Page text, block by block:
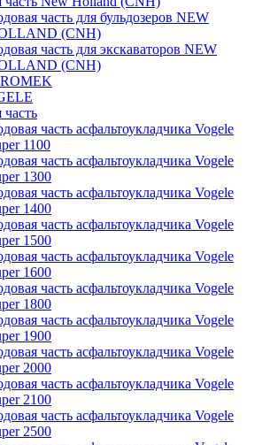
часть для бульдозеров NEW
(CNH)
часть для экскаваторов NEW
(CNH)
часть
часть асфальтоукладчика Vogele
1100
часть асфальтоукладчика Vogele
1300
часть асфальтоукладчика Vogele
1400
часть асфальтоукладчика Vogele
1500
часть асфальтоукладчика Vogele
1600
часть асфальтоукладчика Vogele
1800
часть асфальтоукладчика Vogele
1900
часть асфальтоукладчика Vogele
2000
часть асфальтоукладчика Vogele
2100
часть асфальтоукладчика Vogele
2500